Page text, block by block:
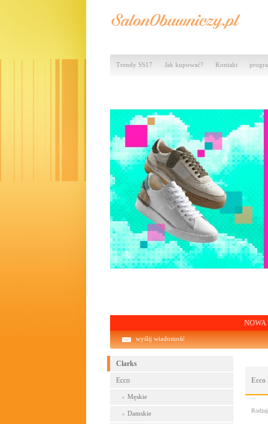
Trendy SS17 Jak kupować? Kontakt
NOWA
wyślij wiadomość
Clarks
Ecco
Męskie
Damskie
Ecco